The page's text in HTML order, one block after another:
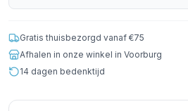
Gratis thuisbezorgd vanaf €75
Afhalen in onze winkel in Voorburg
14 dagen bedenktijd